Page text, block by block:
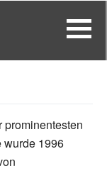
prominentesten
wurde 1996